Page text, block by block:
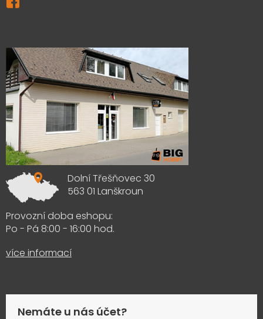
Dolní Třešňovec 30
563 01 Lanškroun
Provozní doba eshopu:
Po - Pá 8:00 - 16:00 hod.
více informací
Nemáte u nás účet?